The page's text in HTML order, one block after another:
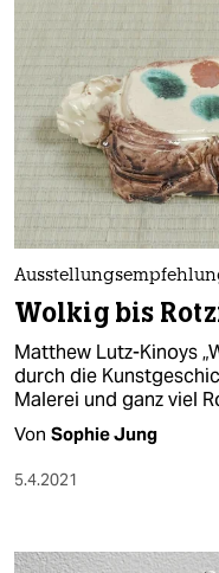
Wolkig bis
Matthew Lutz-Kinoys
durch die
Malerei und ganz viel
Von Sophie Jung
5.4.2021